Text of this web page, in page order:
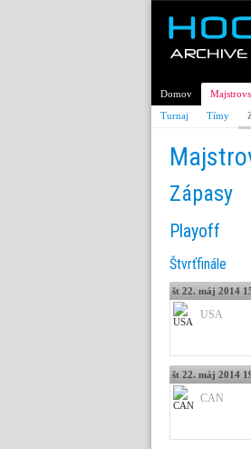
Domov
Turnaj
Tímy
Zápasy
Playoff
Štvrťfinále
št 22. máj 2014
USA
št 22. máj 2014
CAN